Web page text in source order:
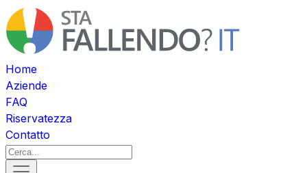
Home
Aziende
FAQ
Riservatezza
Contatto